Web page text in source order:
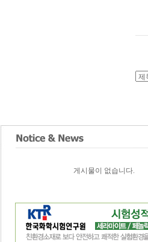
게시물이 없습니다.